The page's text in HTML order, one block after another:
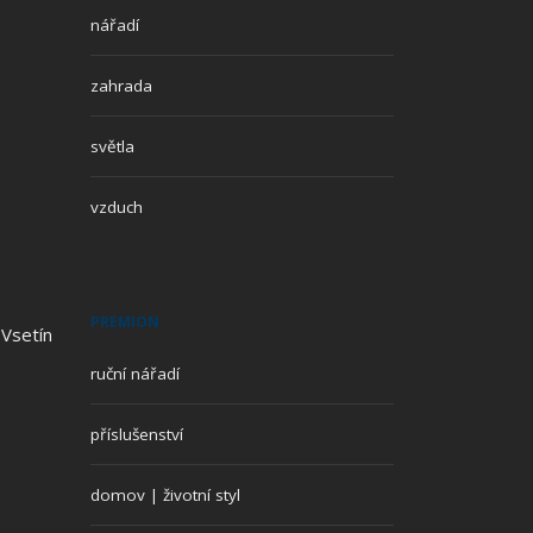
nářadí
zahrada
světla
vzduch
PREMION
ruční nářadí
příslušenství
domov | životní styl